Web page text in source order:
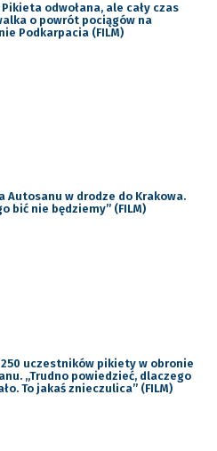
Pikieta odwołana, ale cały czas
o powrót pociągów na
Podkarpacia (FILM)
Autosanu w drodze do Krakowa.
bić nie będziemy” (FILM)
250 uczestników pikiety w obronie
„Trudno powiedzieć, dlaczego
To jakaś znieczulica” (FILM)